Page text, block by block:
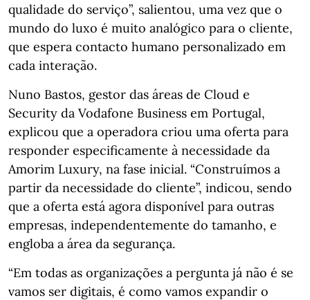
qualidade do serviço”, salientou, uma vez que o
mundo do luxo é muito analógico para o cliente,
que espera contacto humano personalizado em
cada interação.
Nuno Bastos, gestor das áreas de Cloud e
Security da Vodafone Business em Portugal,
explicou que a operadora criou uma oferta para
responder especificamente à necessidade da
Amorim Luxury, na fase inicial. “Construímos a
partir da necessidade do cliente”, indicou, sendo
que a oferta está agora disponível para outras
empresas, independentemente do tamanho, e
engloba a área da segurança.
“Em todas as organizações a pergunta já não é se
vamos ser digitais, é como vamos expandir o